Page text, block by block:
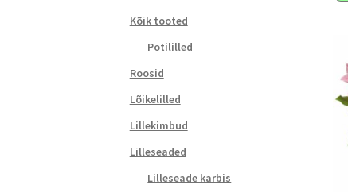
Kõik tooted
Potililled
Roosid
Lõikelilled
Lillekimbud
Lilleseaded
Lilleseade karbis